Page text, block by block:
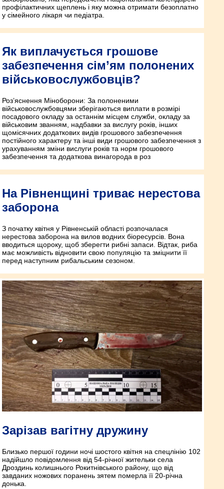
профілактичних щеплень і яку можна отримати безоплатно
у сімейного лікаря чи педіатра.
Як виплачується грошове
забезпечення сім’ям полонених
військовослужбовців?
Роз’яснення Міноборони: За полоненими
військовослужбовцями зберігаються виплати в розмірі
посадового окладу за останнім місцем служби, окладу за
військовим званням, надбавки за вислугу років, інших
щомісячних додаткових видів грошового забезпечення
постійного характеру та інші види грошового забезпечення з
урахуванням зміни вислуги років та норм грошового
забезпечення та додаткова винагорода в роз
На Рівненщині триває нерестова
заборона
З початку квітня у Рівненській області розпочалася
нерестова заборона на вилов водних біоресурсів. Вона
вводиться щороку, щоб зберегти рибні запаси. Відтак, риба
має можливість відновити свою популяцію та зміцнити її
перед наступним рибальським сезоном.
Зарізав вагітну дружину
Близько першої години ночі шостого квітня на спецлінію 102
надійшло повідомлення від 54-річної жительки села
Дроздинь колишнього Рокитнівського району, що від
завданих ножових поранень зятем померла її 20-річна
донька.